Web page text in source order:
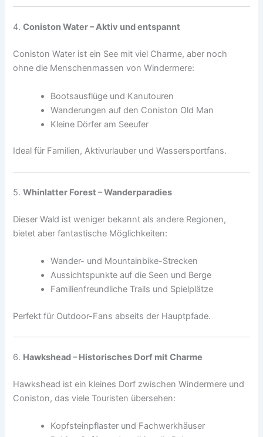
4.Coniston Water – Aktiv und entspannt
Coniston Water ist ein See mit viel Charme, aber noch
ohne die Menschenmassen von Windermere:
Bootsausflüge und Kanutouren
Wanderungen auf den Coniston Old Man
Kleine Dörfer am Seeufer
Ideal für Familien, Aktivurlauber und Wassersportfans.
5.Whinlatter Forest – Wanderparadies
Dieser Wald ist weniger bekannt als andere Regionen,
bietet aber fantastische Möglichkeiten:
Wander- und Mountainbike-Strecken
Aussichtspunkte auf die Seen und Berge
Familienfreundliche Trails und Spielplätze
Perfekt für Outdoor-Fans abseits der Hauptpfade.
6. Hawkshead – Historisches Dorf mit Charme
Hawkshead ist ein kleines Dorf zwischen Windermere und
Coniston, das viele Touristen übersehen:
Kopfsteinpflaster und Fachwerkhäuser